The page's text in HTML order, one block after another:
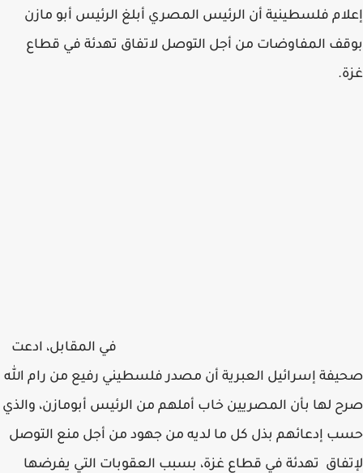
إعلام فلسطينية أن الرئيس المصري أبلغ الرئيس أبو مازن
بوقف المفاوضات من أجل التوصل لاتفاق تهدئة في قطاع
غزة.
في المقابل، ادعت
صحيفة إسرائيل العبرية أن مصدر فلسطيني رفيع من رام الله
صرح لها بأن المصريين خاب أملهم من الرئيس أبومازن، والذي
حسب إدعائهم بذل كل ما لديه من جهود من أجل منع التوصل
لإتفاق تهدئة في قطاع غزة، بسبب العقوبات التي يفرضها